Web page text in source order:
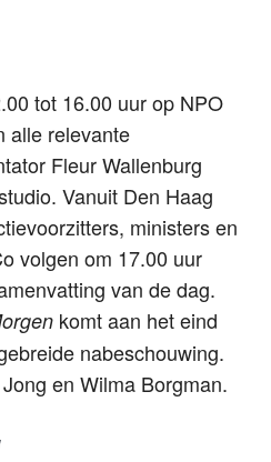
tot 16.00 uur op NPO
alle relevante
Fleur Wallenburg
Vanuit Den Haag
ministers en
volgen om 17.00 uur
van de dag.
komt aan het eind
nabeschouwing.
en Wilma Borgman.